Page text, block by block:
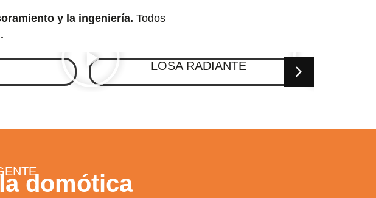
y la ingeniería. Todos
LOSA RADIANTE
domótica